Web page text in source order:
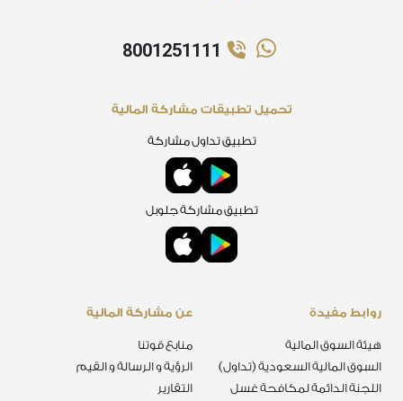
8001251111
عن مشاركة المالية
منابع قوتنا
الرؤية و الرسالة و القيم
التقارير
روابط مفيدة
هيئة السوق المالية
السوق المالية السعودية (تداول)
اللجنة الدائمة لمكافحة غسل
تحميل تطبيقات مشاركة المالية
تطبيق تداول مشاركة
تطبيق مشاركة جلوبل